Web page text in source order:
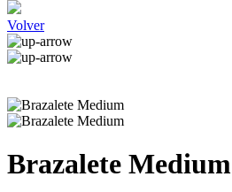
Volver
Brazalete Medium